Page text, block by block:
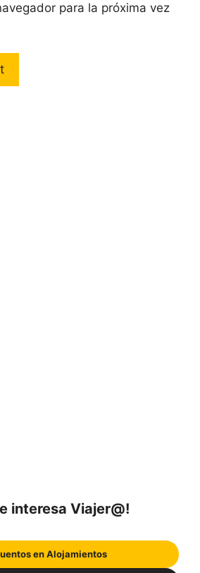
para la próxima vez
interesa Viajer@!
en Alojamientos